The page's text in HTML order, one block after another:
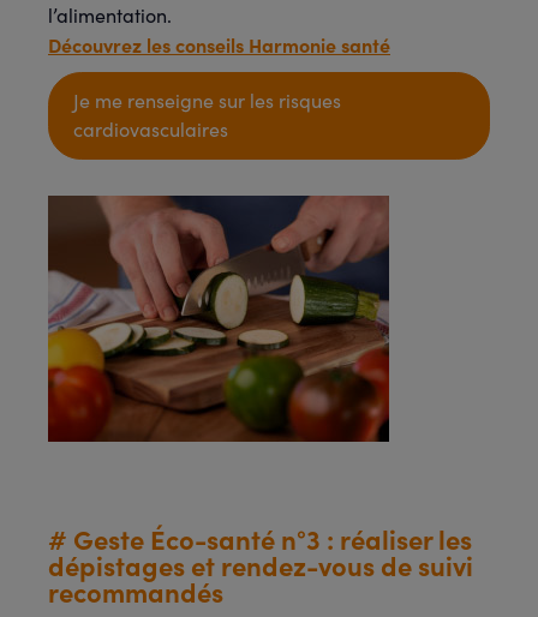
l’alimentation.
Découvrez les conseils Harmonie santé
Je me renseigne sur les risques
cardiovasculaires
# Geste Éco-santé n°3 : réaliser les
dépistages et rendez-vous de suivi
recommandés